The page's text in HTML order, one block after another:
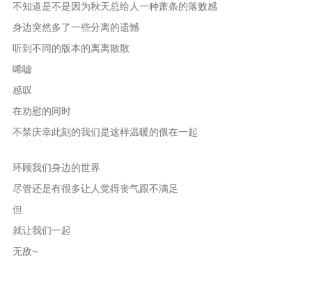
不知道是不是因为秋天总给人一种萧条的落败感
身边突然多了一些分离的遗憾
听到不同的版本的离离散散
唏嘘
感叹
在劝慰的同时
不禁庆幸此刻的我们是这样温暖的偎在一起
环顾我们身边的世界
尽管还是有很多让人觉得丧气跟不满足
但
就让我们一起
无敌~